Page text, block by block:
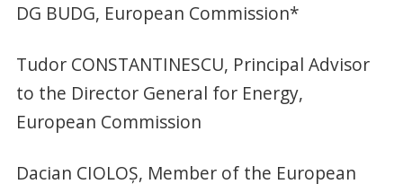
DG BUDG, European Commission*
Tudor CONSTANTINESCU, Principal Advisor
to the Director General for Energy,
European Commission
Dacian CIOLOŞ, Member of the European